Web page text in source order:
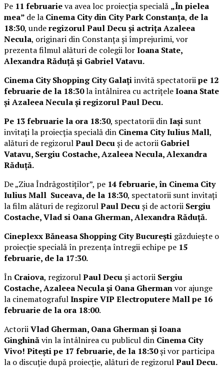
Pe 11 februarieva avea loc proiecția specială „În pielea
mea” de la Cinema City din City Park Constanța, de la
18:30, underegizorul Paul Decu și actrița Azaleea
Necula, originari din Constanța și împrejurimi, vor
prezenta filmul alături de colegii lorIoana State,
Alexandra Răduță și Gabriel Vatavu.
Cinema City Shopping City Galațiinvită spectatoriipe 12
februarie de la 18:30la întâlnirea cu actrițeleIoana State
și Azaleea Necula și regizorul Paul Decu.
Pe 13 februarie la ora 18:30, spectatorii dinIași sunt
invitați la proiecția specială din Cinema City Iulius Mall,
alături de regizorulPaul Decuși de actorii Gabriel
Vatavu, Sergiu Costache, Azaleea Necula, Alexandra
Răduță.
De „Ziua Îndrăgostiților”, pe 14 februarie, în Cinema City
Iulius Mall Suceava, de la 18:30, spectatorii sunt invitați
la film alături de regizorulPaul Decuși de actorii Sergiu
Costache, Vlad si Oana Gherman, Alexandra Răduță.
Cineplexx Băneasa Shopping City București găzduiește o
proiecție specială în prezența întregii echipe pe 15
februarie, de la 17:30.
În Craiova, regizorulPaul Decuși actorii Sergiu
Costache, Azaleea Necula și Oana Ghermanvor ajunge
la cinematografulInspire VIP Electroputere Mall pe 16
februarie de la ora 18:00.
ActoriiVlad Gherman, Oana Gherman și Ioana
Ginghinăvin la întâlnirea cu publicul din Cinema City
Vivo! Pitești pe 17 februarie, de la 18:30și vor participa
la o discuție după proiecție, alături de regizorulPaul Decu.